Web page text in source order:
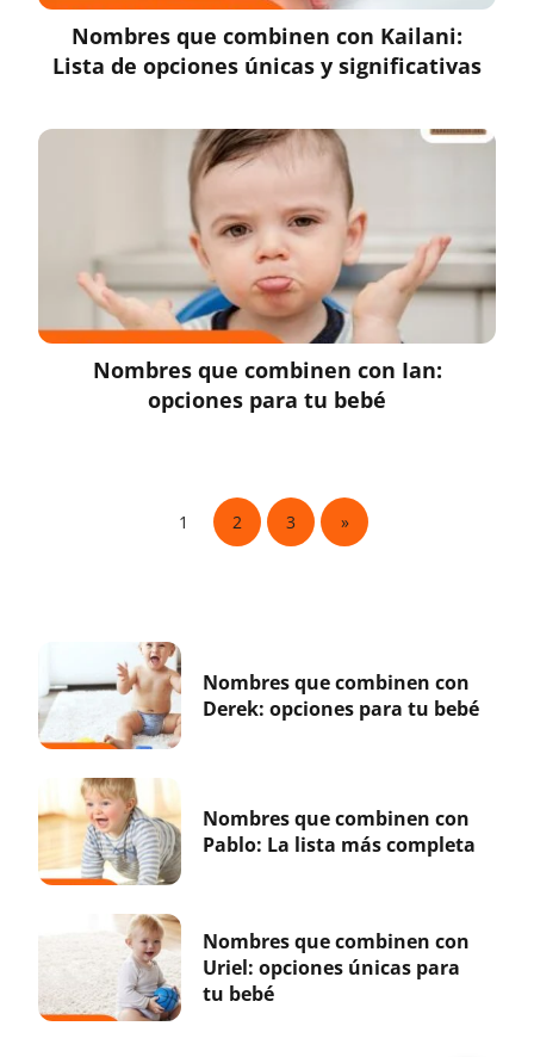
Nombres que combinen con Kailani:
Lista de opciones únicas y significativas
Nombres que combinen con Ian:
opciones para tu bebé
1 2 3 »
Nombres que combinen con
Derek: opciones para tu bebé
Nombres que combinen con
Pablo: La lista más completa
Nombres que combinen con
Uriel: opciones únicas para
tu bebé